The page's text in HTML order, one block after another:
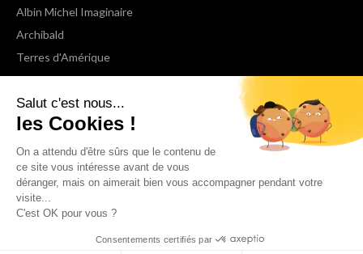
Salut c'est nous...
les Cookies !
On a attendu d'être sûrs que le contenu de
ce site vous intéresse avant de vous
déranger, mais on aimerait bien vous accompagner pendant votre
visite...
C'est OK pour vous ?
Consentements certifiés par
Albin Michel Imaginaire
Archibald
Terres d'Amérique
Espaces Libres Poche
NOX
Wiz
Voir toutes les collections
Nous suivre